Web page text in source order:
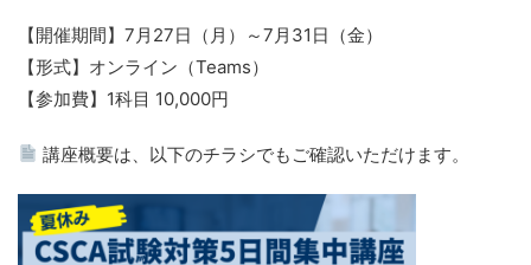
【開催期間】7月27日（月）～7月31日（金）
【形式】オンライン（Teams）
【参加費】1科目 10,000円
講座概要は、以下のチラシでもご確認いただけます。